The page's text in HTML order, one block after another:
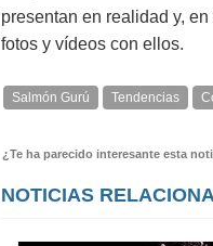
presentan en realidad y,
fotos y vídeos con ellos.
Salmón Gurú Tendencias
¿Te ha parecido interesante esta
NOTICIAS